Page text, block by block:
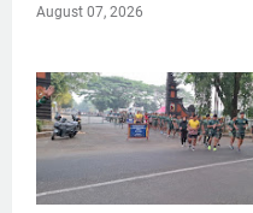
August 07, 2026